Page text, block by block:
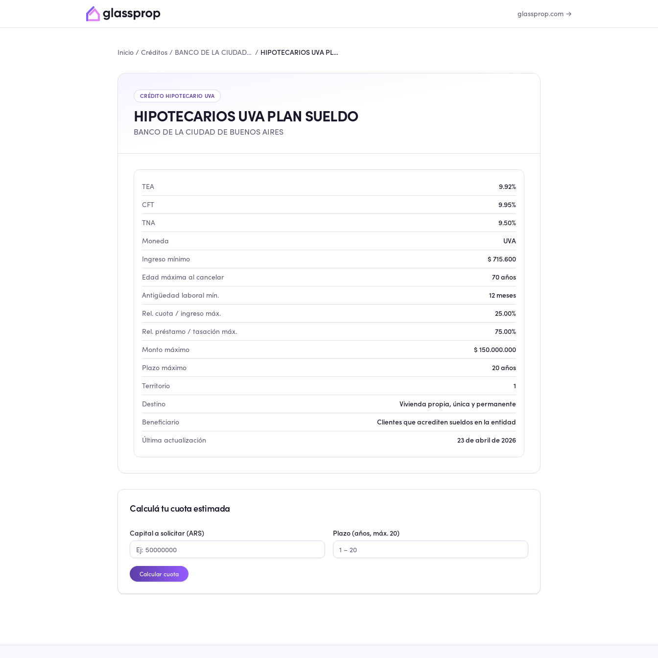
glassprop.com →
Inicio / Créditos / BANCO DE LA CIUDAD DE BUENOS AIRES / HIPOTECARIOS UVA PLAN SUELDO
CRÉDITO HIPOTECARIO UVA
HIPOTECARIOS UVA PLAN SUELDO
BANCO DE LA CIUDAD DE BUENOS AIRES
TEA
9.92%
CFT
9.95%
TNA
9.50%
Moneda
UVA
Ingreso mínimo
$ 715.600
Edad máxima al cancelar
70 años
Antigüedad laboral mín.
12 meses
Rel. cuota / ingreso máx.
25.00%
Rel. préstamo / tasación máx.
75.00%
Monto máximo
$ 150.000.000
Plazo máximo
20 años
Territorio
1
Destino
Vivienda propia, única y permanente
Beneficiario
Clientes que acrediten sueldos en la entidad
Última actualización
23 de abril de 2026
Calculá tu cuota estimada
Capital a solicitar (ARS) Plazo (años, máx.20)
Calcular cuota